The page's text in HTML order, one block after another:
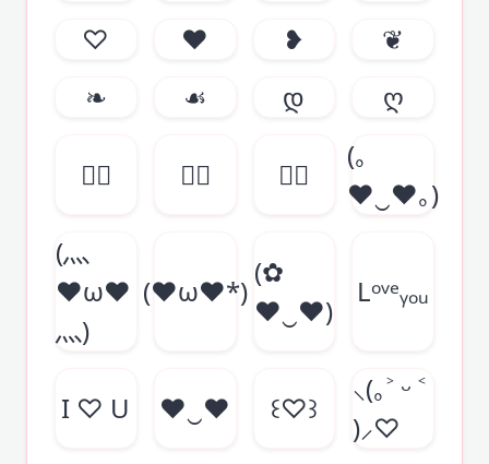
♡
♥ ❥
❦
❧
☙ დ ღ
♡゙ ♥゙ ❣゙
(｡
♥‿♥｡)
(灬
♥ω♥
灬)
(♥ω♥*)
(✿
♥‿♥)
Lᵒᵛᵉᵧₒᵤ
I ♡ U ♥‿♥ ꒰♡꒱
⸜(｡˃ ᵕ ˂
)⸝♡